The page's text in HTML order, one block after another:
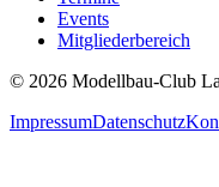
Events
Mitgliederbereich
© 2026 Modellbau-Club
ImpressumDatenschutz